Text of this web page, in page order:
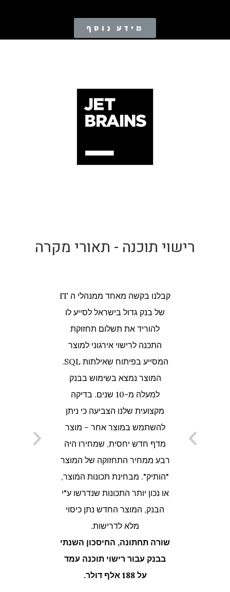
מידע נוסף
רישוי תוכנה - תאורי מקרה
קבלנו בקשה מאחד ממנהלי ה IT
של בנק גדול בישראל לסייע לו
להוריד את תשלום תחזוקת
התכנה לרישוי אירגוני למוצר
המסייע בפיתוח שאילתות SQL.
המוצר נמצא בשימוש בבנק
למעלה מ-10 שנים. בדיקה
מקצועית שלנו הצביעה כי ניתן
להשתמש במוצר אחר – מוצר
מדף חדש יחסית, שמחירו היה
רבע ממחיר התחזוקה של המוצר
"הותיק". מבחינת תכונות המוצר,
או נכון יותר התכונות שנדרשו ע"י
הבנק, המוצר החדש נתן כיסוי
מלא לדרישות.
שורה תחתונה, החיסכון השנתי
בבנק עבור רישוי תוכנה עמד
על 188 אלף דולר.